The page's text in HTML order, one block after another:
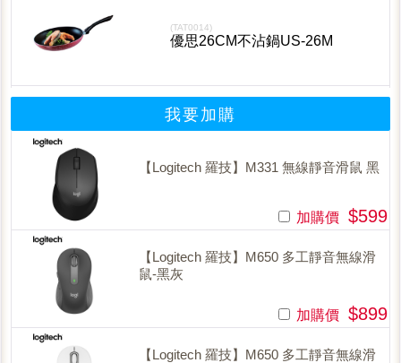
(TAT0014)
優思26CM不沾鍋US-26M
我要加購
【Logitech 羅技】M331 無線靜音滑鼠 黑
加購價 $599
【Logitech 羅技】M650 多工靜音無線滑
鼠-黑灰
加購價 $899
【Logitech 羅技】M650 多工靜音無線滑